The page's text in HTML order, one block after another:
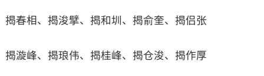
揭春相、揭浚擘、揭和圳、揭俞奎、揭侣张
揭漩峰、揭琅伟、揭桂峰、揭仓浚、揭作厚